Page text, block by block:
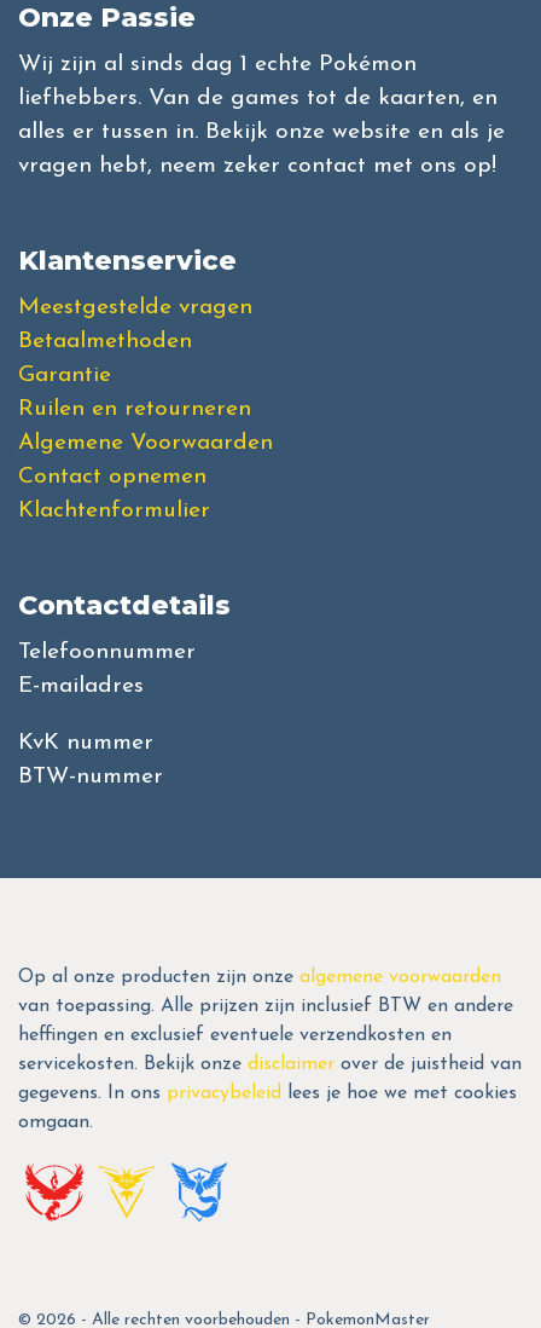
Onze Passie
Wij zijn al sinds dag 1 echte Pokémon
liefhebbers. Van de games tot de kaarten, en
alles er tussen in. Bekijk onze website en als je
vragen hebt, neem zeker contact met ons op!
Klantenservice
Meestgestelde vragen
Betaalmethoden
Garantie
Ruilen en retourneren
Algemene Voorwaarden
Contact opnemen
Klachtenformulier
Contactdetails
Telefoonnummer
E-mailadres
KvK nummer
BTW-nummer
Op al onze producten zijn onze algemene voorwaarden
van toepassing. Alle prijzen zijn inclusief BTW en andere
heffingen en exclusief eventuele verzendkosten en
servicekosten. Bekijk onze disclaimer over de juistheid van
gegevens. In ons privacybeleid
lees je hoe we met cookies
omgaan.
© 2026 - Alle rechten voorbehouden - PokemonMaster